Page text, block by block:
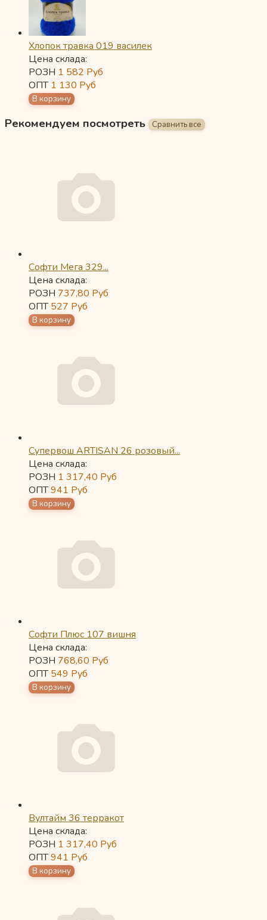
Хлопок травка 019 василек
Цена склада:
РОЗН 1 582 Руб
ОПТ 1 130 Руб
Рекомендуем посмотреть
Софти Мега 329...
Цена склада:
РОЗН 737,80 Руб
ОПТ527 Руб
Супервош ARTISAN 26 розовый...
Цена склада:
РОЗН 1 317,40 Руб
ОПТ941 Руб
Софти Плюс 107 вишня
Цена склада:
РОЗН 768,60 Руб
ОПТ549 Руб
Вултайм 36 терракот
Цена склада:
РОЗН 1 317,40 Руб
ОПТ941 Руб